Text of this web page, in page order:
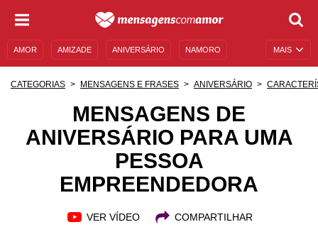
MAIS
AMOR AMIZADE ANIVERSÁRIO NAMORO
MENSAGENS E FRASES MENSAGENS DE ANIVERSÁRIO
FAMOSOS BÍBLIA
CATEGORIAS MENSAGENS E FRASES ANIVERSÁRIO
MENSAGENS DE
ANIVERSÁRIO PARA UMA
PESSOA
EMPREENDEDORA
VER VÍDEO COMPARTILHAR